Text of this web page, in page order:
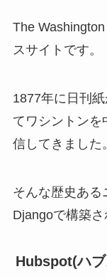
The
スサイトです。
1877年に日刊
てワシントンを
信してきました。
そんな歴史ある
Djangoで構築さ
Hubspot(ハ